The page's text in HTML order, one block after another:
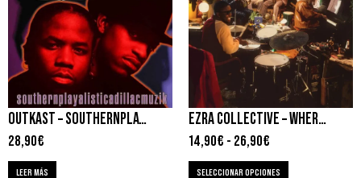
OUTKAST – SOUTHERNPLAYALISTICADILLACMUZIK
28,90€
LEER MÁS
EZRA COLLECTIVE – WHERE I’M MEANT TO BE
14,90€ - 26,90€
SELECCIONAR OPCIONES